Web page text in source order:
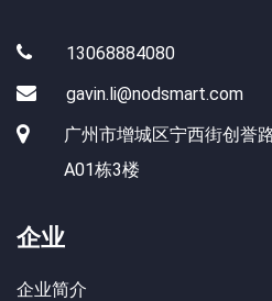
13068884080
gavin.li@nodsmart.com
广州市增城区宁西街创誉
A01栋3楼
企业
企业简介